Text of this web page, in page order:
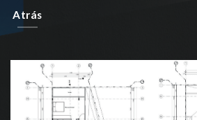
Atrás